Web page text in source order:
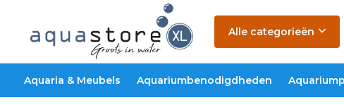
Alle categorieën
Aquaria & Meubels Aquariumbenodigdheden